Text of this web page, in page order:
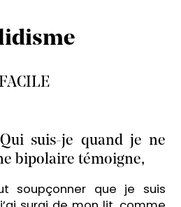
suis-je quand je ne
bipolaire témoigne,
soupçonner que je suis